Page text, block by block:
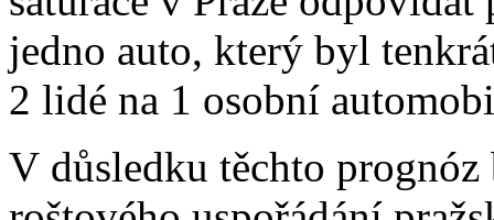
jedno auto, který byl
2 lidé na 1 osobní
V důsledku těchto prognóz